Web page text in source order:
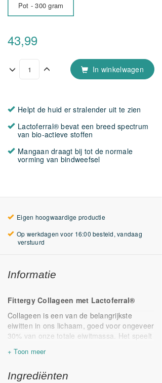
Pot - 300 gram
43,99
In winkelwagen
Helpt de huid er stralender uit te zien
Lactoferral® bevat een breed spectrum
van bio-actieve stoffen
Mangaan draagt bij tot de normale
vorming van bindweefsel
Eigen hoogwaardige productie
Op werkdagen voor 16:00 besteld, vandaag
verstuurd
Informatie
Fittergy Collageen met Lactoferral®
Collageen is een van de belangrijkste
eiwitten in ons lichaam, goed voor ongeveer
30% van onze totale eiwitmassa. Het speelt
elasticiteit van diverse weefsels, zoals de
bloedvaten. De naam ‘collageen’ komt van
Ingrediënten